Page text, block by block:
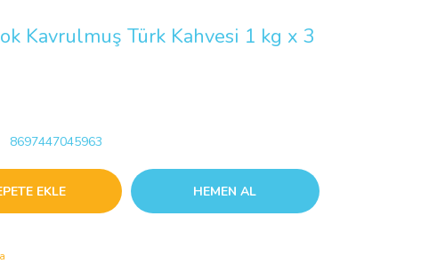
Kavrulmuş Türk Kahvesi 1 kg x 3
8697447045963
EKLE HEMEN AL